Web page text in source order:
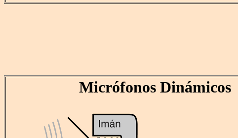
Micrófonos Dinámicos